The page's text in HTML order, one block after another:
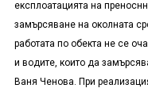
експлоатацията на
замърсяване на околната
работата по обекта не се
и водите, които да
Ваня Ченова. При